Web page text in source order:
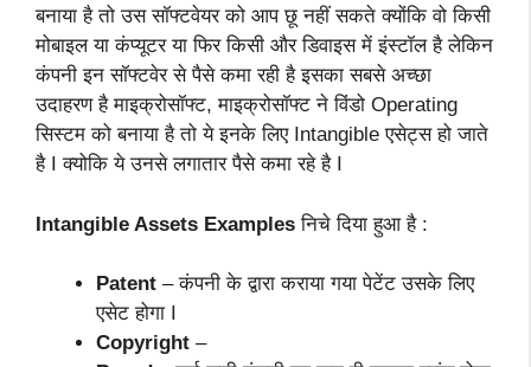
बनाया है तो उस सॉफ्टवेयर को आप छू नहीं सकते क्योंकि वो किसी
मोबाइल या कंप्यूटर या फिर किसी और डिवाइस में इंस्टॉल है लेकिन
कंपनी इन सॉफ्टवेर से पैसे कमा रही है इसका सबसे अच्छा
उदाहरण है माइक्रोसॉफ्ट, माइक्रोसॉफ्ट ने विंडो Operating
सिस्टम को बनाया है तो ये इनके लिए Intangible एसेट्स हो जाते
है I क्योकि ये उनसे लगातार पैसे कमा रहे है I
Intangible Assets Examples निचे दिया हुआ है :
Patent – कंपनी के द्वारा कराया गया पेटेंट उसके लिए
एसेट होगा I
Copyright –